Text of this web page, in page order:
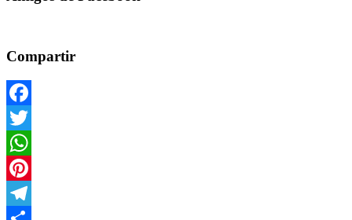
Compartir
Facebook
Twitter
WhatsApp
Pinterest